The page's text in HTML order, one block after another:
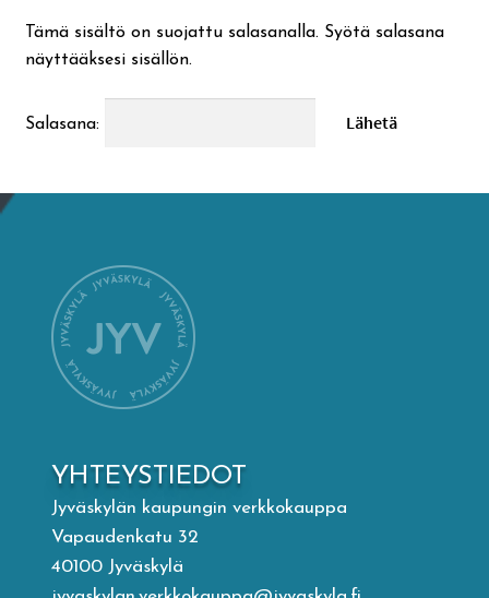
Ateria- ja välipalamaksut
Kirjasto
Visit Jyvaskyla Region
Valon Kaupunki
Lasten Lysti & LystiKylä-festivaali
Ohje
Tämä sisältö on suojattu salasanalla. Syötä salasana
näyttääksesi sisällön.
Salasana:
YHTEYSTIEDOT
Jyväskylän kaupungin verkkokauppa
Vapaudenkatu 32
40100 Jyväskylä